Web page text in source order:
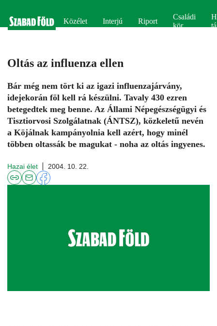
Közélet Interjú Riport
Családi
kör
Oltás az influenza ellen
Bár még nem tört ki az igazi influenzajárvány,
idejekorán föl kell rá készülni. Tavaly 430 ezren
betegedtek meg benne. Az Állami Népegészségügyi és
Tisztiorvosi Szolgálatnak (ÁNTSZ), közkeletű nevén
a Köjálnak kampányolnia kell azért, hogy minél
többen oltassák be magukat - noha az oltás ingyenes.
Hazai élet 2004. 10. 22.